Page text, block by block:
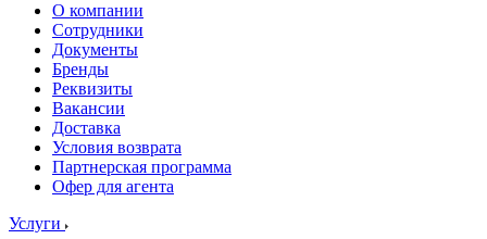
О компании
Сотрудники
Документы
Бренды
Реквизиты
Вакансии
Доставка
Условия возврата
Партнерская программа
Офер для агента
Услуги